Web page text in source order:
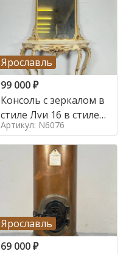
Ярославль
99 000₽
Консоль с зеркалом в
стиле Луи 16 в стиле
Луи 16, Италия,
Артикул: N6076
Ярославль
69 000₽